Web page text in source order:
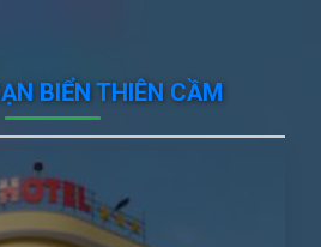
BIỂN THIÊN CẦM